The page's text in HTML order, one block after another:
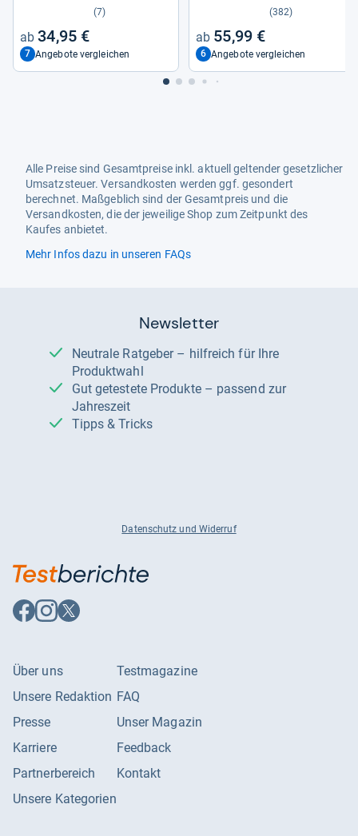
(7)
34,95 €
7 Angebote vergleichen
(382)
55,99 €
6 Angebote vergleichen
Alle Preise sind Gesamtpreise inkl. aktuell geltender gesetzlicher
Umsatzsteuer. Versandkosten werden ggf. gesondert
berechnet. Maßgeblich sind der Gesamtpreis und die
Versandkosten, die der jeweilige Shop zum Zeitpunkt des
Kaufes anbietet.
Mehr Infos dazu in unseren FAQs
Newsletter
Neutrale Ratgeber – hilfreich für Ihre
Produktwahl
Gut getestete Produkte – passend zur
Jahreszeit
Tipps & Tricks
Datenschutz und Widerruf
Auf
Facebook
Auf
Instagram
Auf
X
Über uns
Unsere Redaktion
Presse
Karriere
Partnerbereich
Unsere Kategorien
Testmagazine
FAQ
Unser Magazin
Feedback
Kontakt